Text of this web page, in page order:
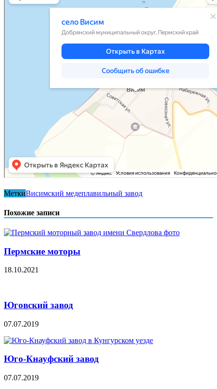
МеткиВисимский медеплавильный завод
Похожие записи
Пермские моторы
18.10.2021
Юговский завод
07.07.2019
Юго-Кнауфский завод
07.07.2019